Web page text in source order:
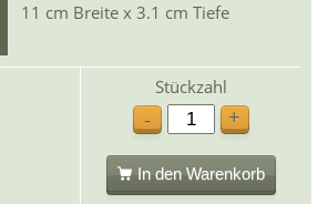
11 cm Breite x 3.1 cm Tiefe
Stückzahl
-
+
In den Warenkorb